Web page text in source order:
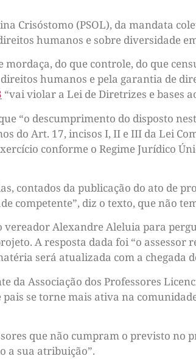
Crisóstomo (PSOL), da mandata
humanos e sobre diversidade
mordaça, do que controle, do que
humanos e pela garantia de
“vai violar a Lei de Diretrizes e bases
“o descumprimento do disposto
do Art. 17, incisos I, II e III da Lei
conforme o Regime Jurídico
contados da publicação do ato de
competente”, diz o texto, que não
Alexandre Aleluia para
A resposta dada foi “o assessor
será atualizada com a chegada
da Associação dos Professores
se torne mais ativa na
que não cumpram o previsto no
a sua atribuição”.